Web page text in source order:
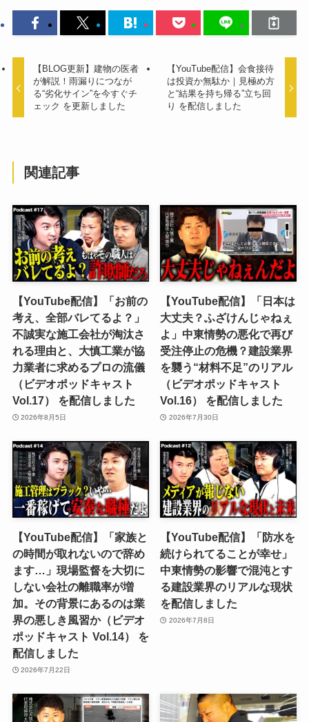
k
【BLOG更新】建物の医者
が解説！雨漏りにつなが
る“劣化サイン”を今すぐチ
ェック を更新しました
【YouTube配信】会食接待
は投資か無駄か｜見極め方
と“結果を持ち帰る”立ち回
り を配信しました
関連記事
【YouTube配信】「お前の
考え、全部バレてるよ？」
不誠実な施工会社が淘汰さ
れる理由と、大慎工業が協
力業者に求めるプロの流儀
（ビデオポッドキャスト
Vol.17） を配信しました
2026年8月5日
【YouTube配信】「日本は
大丈夫？ふざけんじゃねぇ
よ」中東情勢の悪化で再び
受注停止の危機？建設業界
を襲う“材料不足”のリアル
（ビデオポッドキャスト
Vol.16） を配信しました
2026年7月30日
【YouTube配信】「家族と
の時間が取れないので辞め
ます…」現場監督を大切に
しない会社の離職率が増
加。その背景にあるのは業
界の悪しき風習か（ビデオ
ポッドキャスト Vol.14） を
配信しました
2026年7月22日
【YouTube配信】「防水を
続けられてることが幸せ」
中東情勢の影響で混沌とす
る建設業界のリアルな現状
を配信しました
2026年7月8日